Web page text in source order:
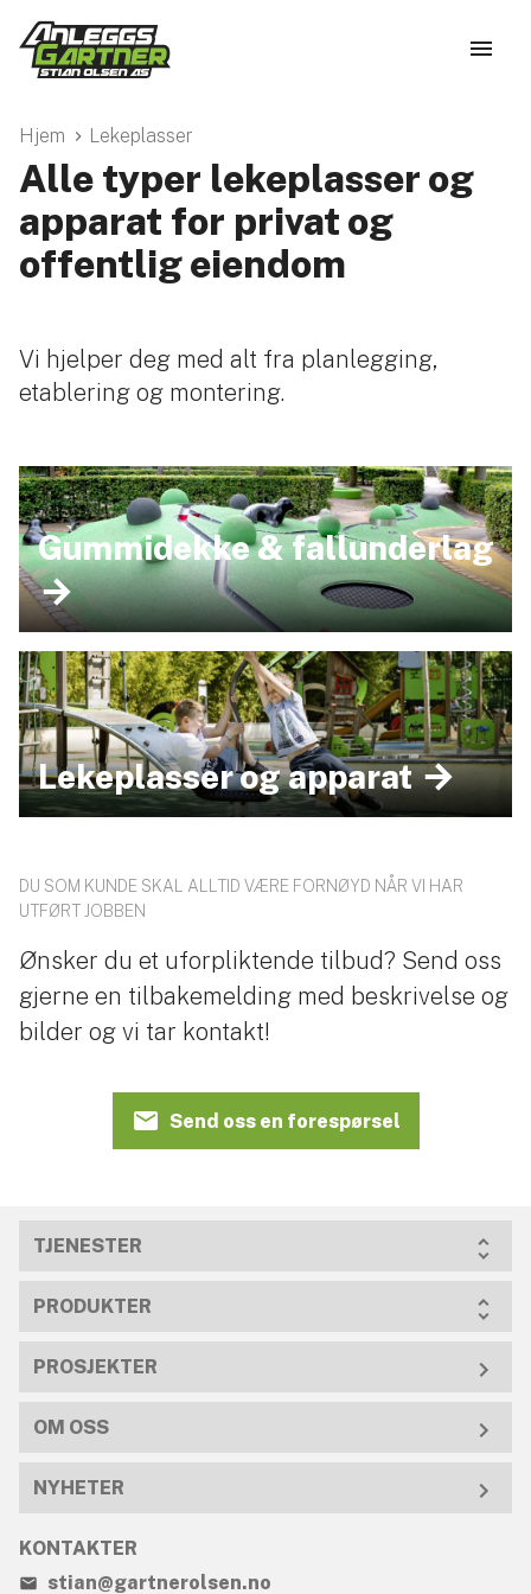
Hjem Lekeplasser
Alle typer lekeplasser og
apparat for privat og
offentlig eiendom
Vi hjelper deg med alt fra planlegging,
etablering og montering.
Gummidekke & fallunderlag
Lekeplasser og apparat
DU SOM KUNDE SKAL ALLTID VÆRE FORNØYD NÅR VI HAR
UTFØRT JOBBEN
Ønsker du et uforpliktende tilbud? Send oss
gjerne en tilbakemelding med beskrivelse og
bilder og vi tar kontakt!
Send oss en forespørsel
TJENESTER
PRODUKTER
PROSJEKTER
OM OSS
NYHETER
KONTAKTER
stian@gartnerolsen.no